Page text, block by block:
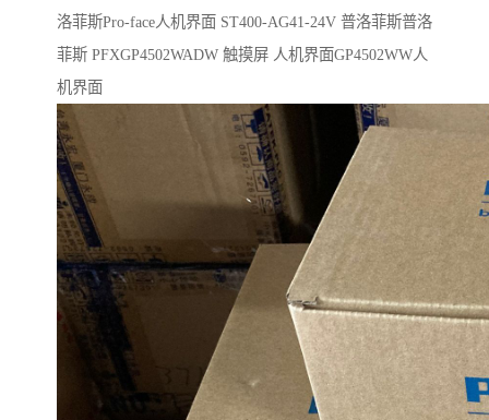
洛菲斯Pro-face人机界面 ST400-AG41-24V 普洛菲斯普洛
菲斯 PFXGP4502WADW 触摸屏 人机界面GP4502WW人
机界面